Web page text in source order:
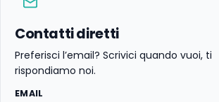
Contatti diretti
Preferisci l’email? Scrivici quando vuoi, ti
rispondiamo noi.
EMAIL